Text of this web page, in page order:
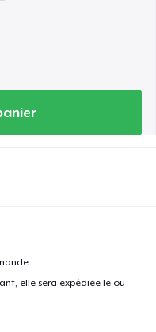
elle sera expédiée le ou